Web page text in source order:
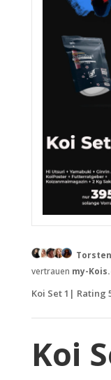
Torsten
vertrauen my-
Koi Set 1| Rating
Koi